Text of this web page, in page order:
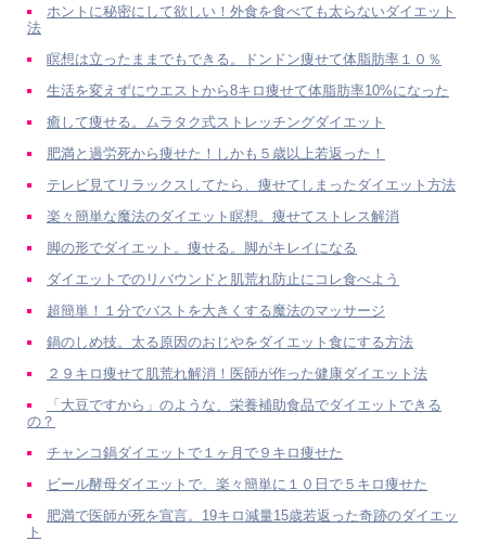
ホントに秘密にして欲しい！外食を食べても太らないダイエット
法
瞑想は立ったままでもできる。ドンドン痩せて体脂肪率１０％
生活を変えずにウエストから8キロ痩せて体脂肪率10%になった
癒して痩せる。ムラタク式ストレッチングダイエット
肥満と過労死から痩せた！しかも５歳以上若返った！
テレビ見てリラックスしてたら、痩せてしまったダイエット方法
楽々簡単な魔法のダイエット瞑想。痩せてストレス解消
脚の形でダイエット。痩せる。脚がキレイになる
ダイエットでのリバウンドと肌荒れ防止にコレ食べよう
超簡単！１分でバストを大きくする魔法のマッサージ
鍋のしめ技。太る原因のおじやをダイエット食にする方法
２９キロ痩せて肌荒れ解消！医師が作った健康ダイエット法
「大豆ですから」のような、栄養補助食品でダイエットできる
の？
チャンコ鍋ダイエットで１ヶ月で９キロ痩せた
ビール酵母ダイエットで、楽々簡単に１０日で５キロ痩せた
肥満で医師が死を宣言。19キロ減量15歳若返った奇跡のダイエッ
ト